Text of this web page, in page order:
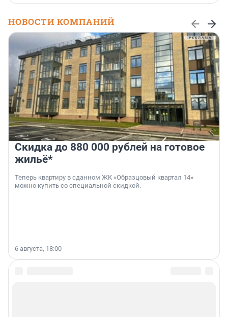
НОВОСТИ КОМПАНИЙ
Скидка до 880 000 рублей на готовое
жильё*
Теперь квартиру в сданном ЖК «Образцовый квартал 14»
можно купить со специальной скидкой.
6 августа, 18:00